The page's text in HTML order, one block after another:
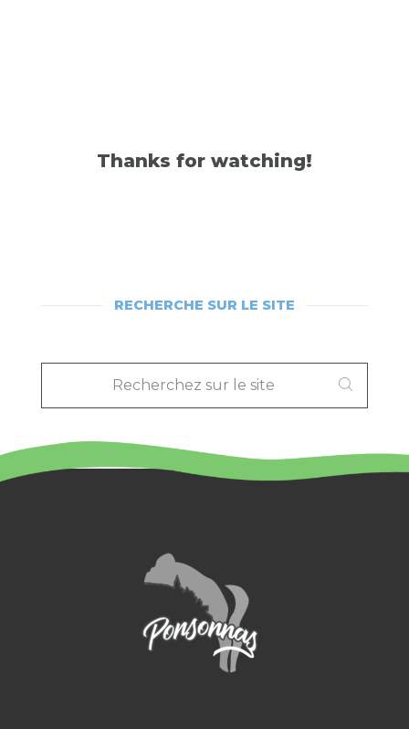
Thanks for watching!
RECHERCHE SUR LE SITE
RECHERCHEZ
SITE